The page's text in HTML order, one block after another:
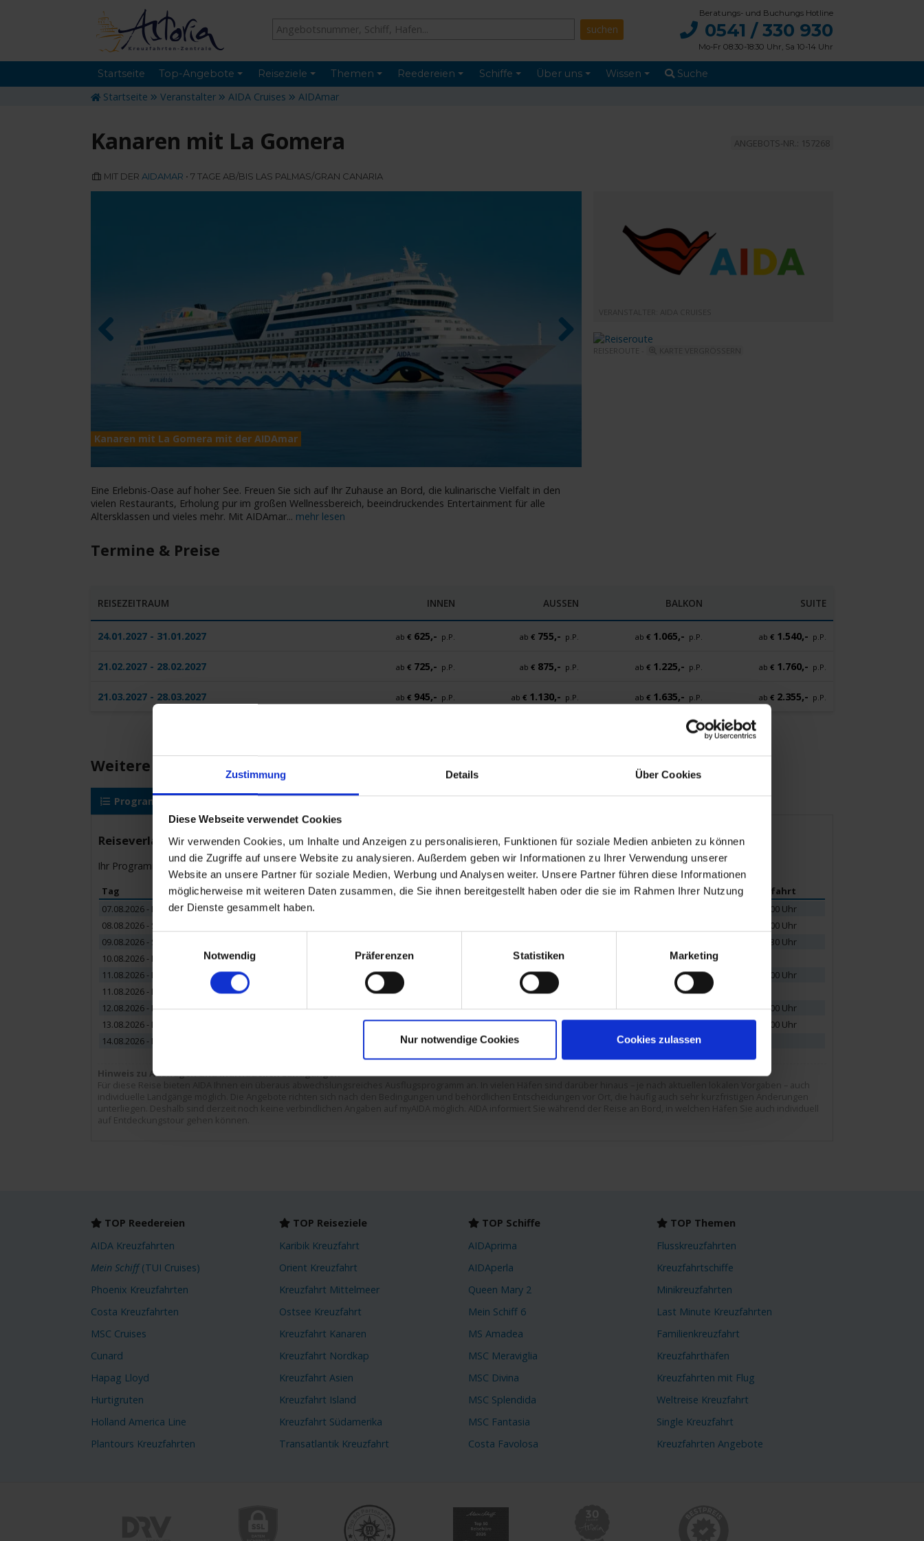
Zustimmung Details Über Cookies
Diese Webseite verwendet Cookies
Wir verwenden Cookies, um Inhalte und Anzeigen zu personalisieren, Funktionen für soziale Medien anbieten zu können
und die Zugriffe auf unsere Website zu analysieren. Außerdem geben wir Informationen zu Ihrer Verwendung unserer
Website an unsere Partner für soziale Medien, Werbung und Analysen weiter. Unsere Partner führen diese Informationen
möglicherweise mit weiteren Daten zusammen, die Sie ihnen bereitgestellt haben oder die sie im Rahmen Ihrer Nutzung
der Dienste gesammelt haben.
Einwilligungsauswahl
Notwendig
Präferenzen Statistiken Marketing
Nur notwendige Cookies Cookies zulassen
Beratungs- und Buchungs Hotline
0541 / 330 930
Mo-Fr 08:30-18:30 Uhr, Sa 10-14 Uhr
Startseite Top-Angebote Reiseziele Themen Reedereien Schiffe Über uns Wissen Suche
Startseite Veranstalter AIDA Cruises AIDAmar
Kanaren mit La Gomera ANGEBOTS-NR.: 157268
MIT DER AIDAMAR • 7 TAGE AB/BIS LAS PALMAS/GRAN CANARIA
Kanaren mit La Gomera mit der AIDAmar
Previous
Eine Erlebnis-Oase auf hoher See. Freuen Sie sich auf Ihr Zuhause an Bord, die kulinarische Vielfalt in den
vielen Restaurants, Erholung pur im großen Wellnessbereich, beeindruckendes Entertainment für alle
Altersklassen und vieles mehr. Mit AIDAmar... mehr lesen
REISEROUTE -
Termine & Preise
REISEZEITRAUM INNEN AUSSEN BALKON SUITE
24.01.2027 - 31.01.2027 ab € 625,- p.P. ab € 755,- p.P. ab € 1.065,- p.P. ab € 1.540,- p.P.
21.02.2027 - 28.02.2027 ab € 725,- p.P. ab € 875,- p.P. ab € 1.225,- p.P. ab € 1.760,- p.P.
21.03.2027 - 28.03.2027 ab € 945,- p.P. ab € 1.130,- p.P. ab € 1.635,- p.P. ab € 2.355,- p.P.
Weitere Reisedetails
Programm
Reiseverlauf
Ihr Programm für die Kreuzfahrt vom bis zum
Tag Hafen Ankunft
Abfahrt
07.08.2026 - Freitag
Las Palmas (Gran Canaria) / Kanarische Inseln, Spanien
22.00 Uhr
08.08.2026 - Samstag
18.00 Uhr
09.08.2026 - Sonntag
19.30 Uhr
10.08.2026 - Montag
11.08.2026 - Dienstag
Arrecife de Lanzarote (Lanzarote) / Kanarische Inseln, Spanien 08.00 Uhr
18.00 Uhr
11.08.2026 - Dienstag
Puerto del Rosario (Fuerteventura) / Kanarische Inseln, Spanien
22.00 Uhr
12.08.2026 - Mittwoch
Puerto del Rosario (Fuerteventura) / Kanarische Inseln, Spanien
21.00 Uhr
13.08.2026 - Donnerstag
Santa Cruz (Teneriffa) / Kanarische Inseln, Spanien
19.00 Uhr
14.08.2026 - Freitag
Las Palmas (Gran Canaria) / Kanarische Inseln, Spanien 05.00 Uhr
Hinweis zu Ausflügen und individuellen Landgängen
Für diese Reise bieten AIDA Ihnen ein überaus abwechslungsreiches Ausflugsprogramm an. In vielen Häfen sind darüber hinaus – je nach aktuellen lokalen Vorgaben – auch
individuelle Landgänge möglich. Die Angebote richten sich nach den Bedingungen und behördlichen Entscheidungen vor Ort, die häufig auch sehr kurzfristigen Änderungen
unterliegen. Deshalb sind derzeit noch keine verbindlichen Angaben auf myAIDA möglich. AIDA informiert Sie während der Reise an Bord, in welchen Häfen Sie auch individuell
auf Entdeckungstour gehen können.
TOP Reedereien
AIDA Kreuzfahrten
Mein Schiff(TUI Cruises)
Phoenix Kreuzfahrten
Costa Kreuzfahrten
MSC Cruises
Cunard
Hapag Lloyd
Hurtigruten
Holland America Line
Plantours Kreuzfahrten
TOP Reiseziele
Karibik Kreuzfahrt
Orient Kreuzfahrt
Kreuzfahrt Mittelmeer
Ostsee Kreuzfahrt
Kreuzfahrt Kanaren
Kreuzfahrt Nordkap
Kreuzfahrt Asien
Kreuzfahrt Island
Kreuzfahrt Südamerika
Transatlantik Kreuzfahrt
TOP Schiffe
AIDAprima
AIDAperla
Queen Mary 2
Mein Schiff 6
MS Amadea
MSC Meraviglia
MSC Divina
MSC Splendida
MSC Fantasia
Costa Favolosa
TOP Themen
Flusskreuzfahrten
Kreuzfahrtschiffe
Minikreuzfahrten
Last Minute Kreuzfahrten
Familienkreuzfahrt
Kreuzfahrthäfen
Kreuzfahrten mit Flug
Weltreise Kreuzfahrt
Single Kreuzfahrt
Kreuzfahrten Angebote